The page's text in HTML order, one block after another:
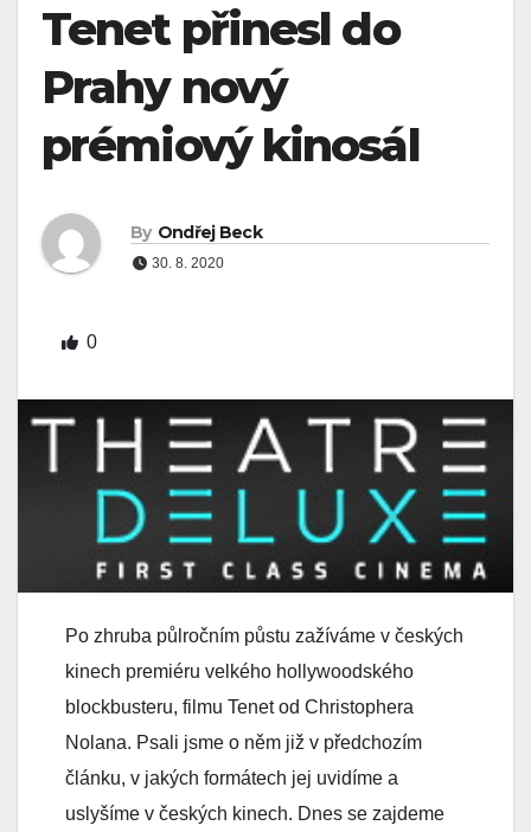
Tenet přinesl do
Prahy nový
prémiový kinosál
By Ondřej Beck
30. 8. 2020
0
Po zhruba půlročním půstu zažíváme v českých
kinech premiéru velkého hollywoodského
blockbusteru, filmu Tenet od Christophera
Nolana. Psali jsme o něm již v předchozím
článku, v jakých formátech jej uvidíme a
uslyšíme v českých kinech. Dnes se zajdeme